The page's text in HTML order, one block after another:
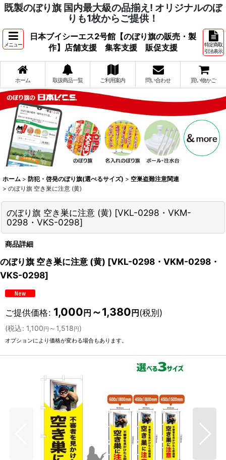
既製のぼり旗 国内最大級の品揃え! オリジナルのぼ
りも1枚からご提供！
メニュー
日本ブイシーエス2号館【のぼり旗の販売・製
作】店舗支援 集客支援 販促支援
特定商取
引法表示
ホーム 取扱商品一覧 ご利用案内 問い合わせ 買い物かご
ホーム > 防犯・啓発のぼり旗(選べるサイズ) > 空巣盗難注意関連
> のぼり旗 空き巣に注意 (黄)
のぼり旗 空き巣に注意 (黄) [VKL-0298・VKM-
0298・VKS-0298]
商品詳細
のぼり旗 空き巣に注意 (黄) [VKL-0298・VKM-0298・
VKS-0298]
ご提供価格: 1,000 円 ～1,380 円 (税別)
(税込: 1,100 円 ～1,518 円 )
オプションにより価格が変わる場合もあります。